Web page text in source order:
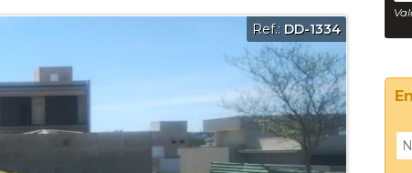
Chácara (6)
Rancho (4)
Sobrado (6)
Terreno em Condomínio (4)
Condominio Vila Di Capri (1)
Ecoville Bungalows Rifaina/ Sacramento (1)
Edifício Collis (1)
EdifÍcio Cosmopolitan (1)
Edificio Pamplona (1)
Edifício Sky (1)
Franca Gardem (1)
Ref.: DD-1334